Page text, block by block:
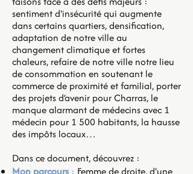
sentiment d'insécurité qui augmente
dans certains quartiers, densification,
adaptation de notre ville au
changement climatique et fortes
chaleurs, refaire de notre ville notre lieu
de consommation en soutenant le
commerce de proximité et familial, porter
des projets d’avenir pour Charras, le
manque alarmant de médecins avec 1
médecin pour 1 500 habitants, la hausse
des impôts locaux…
Dans ce document, découvrez :
Mon parcours : Femme de droite, d'une